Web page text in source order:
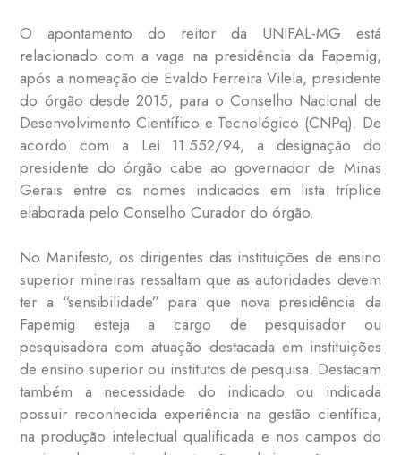
O apontamento do reitor da UNIFAL-MG está
relacionado com a vaga na presidência da Fapemig,
após a nomeação de Evaldo Ferreira Vilela, presidente
do órgão desde 2015, para o Conselho Nacional de
Desenvolvimento Científico e Tecnológico (CNPq). De
acordo com a Lei 11.552/94, a designação do
presidente do órgão cabe ao governador de Minas
Gerais entre os nomes indicados em lista tríplice
elaborada pelo Conselho Curador do órgão.
No Manifesto, os dirigentes das instituições de ensino
superior mineiras ressaltam que as autoridades devem
ter a “sensibilidade” para que nova presidência da
Fapemig esteja a cargo de pesquisador ou
pesquisadora com atuação destacada em instituições
de ensino superior ou institutos de pesquisa. Destacam
também a necessidade do indicado ou indicada
possuir reconhecida experiência na gestão científica,
na produção intelectual qualificada e nos campos do